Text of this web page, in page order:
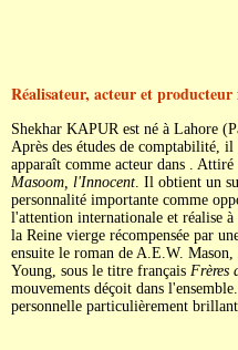
Réalisateur, acteur et
Shekhar KAPUR est né à Lahore
Après des études de comptabilité,
apparaît comme acteur dans .
Masoom, l'Innocent. Il obtient un
personnalité importante comme
l'attention internationale et réalise
la Reine vierge récompensée par
ensuite le roman de A.E.W. Mason,
Young, sous le titre français Frères
mouvements déçoit dans
personnelle particulièrement